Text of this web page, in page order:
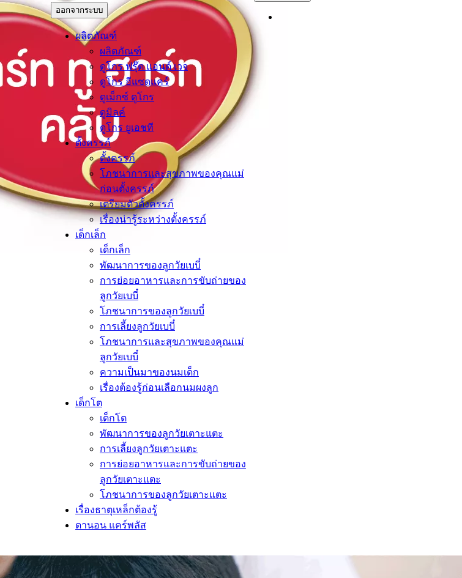
ออกจากระบบ
ผลิตภัณฑ์
ผลิตภัณฑ์
ดูโกร ฟรุ๊ต แอนด์ เวจ
ดูโกร อีแซดแคร์
ดูเม็กซ์ ดูโกร
ดูมิลค์
ดูโกร ยูเอชที
ตั้งครรภ์​
ตั้งครรภ์​
โภชนาการและสุขภาพของคุณแม่
ก่อนตั้งครรภ์
เตรียมตัวตั้งครรภ์
เรื่องน่ารู้ระหว่างตั้งครรภ์
เด็กเล็ก​
เด็กเล็ก​
พัฒนาการของลูกวัยเบบี๋
การย่อยอาหารและการขับถ่ายของ
ลูกวัยเบบี๋
โภชนาการของลูกวัยเบบี๋
การเลี้ยงลูกวัยเบบี๋
โภชนาการและสุขภาพของคุณแม่
ลูกวัยเบบี๋
ความเป็นมาของนมเด็ก
เรื่องต้องรู้ก่อนเลือกนมผงลูก​
เด็กโต​
เด็กโต​
พัฒนาการของลูกวัยเตาะแตะ
การเลี้ยงลูกวัยเตาะแตะ
การย่อยอาหารและการขับถ่ายของ
ลูกวัยเตาะแตะ
โภชนาการของลูกวัยเตาะแตะ
เรื่องธาตุเหล็กต้องรู้​
ดานอน แคร์พลัส